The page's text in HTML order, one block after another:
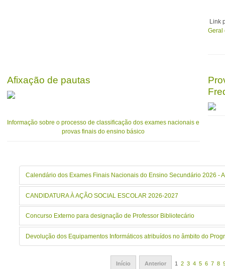
Link
Geral
Afixação de pautas
Informação sobre o processo de classificação dos exames nacionais e
provas finais do ensino básico
Calendário dos Exames Finais Nacionais do Ensino Secundário 2026 -
CANDIDATURA À AÇÃO SOCIAL ESCOLAR 2026-2027
Concurso Externo para designação de Professor Bibliotecário
Devolução dos Equipamentos Informáticos atribuídos no âmbito do
Início Anterior 1 2 3 4 5 6 7 8